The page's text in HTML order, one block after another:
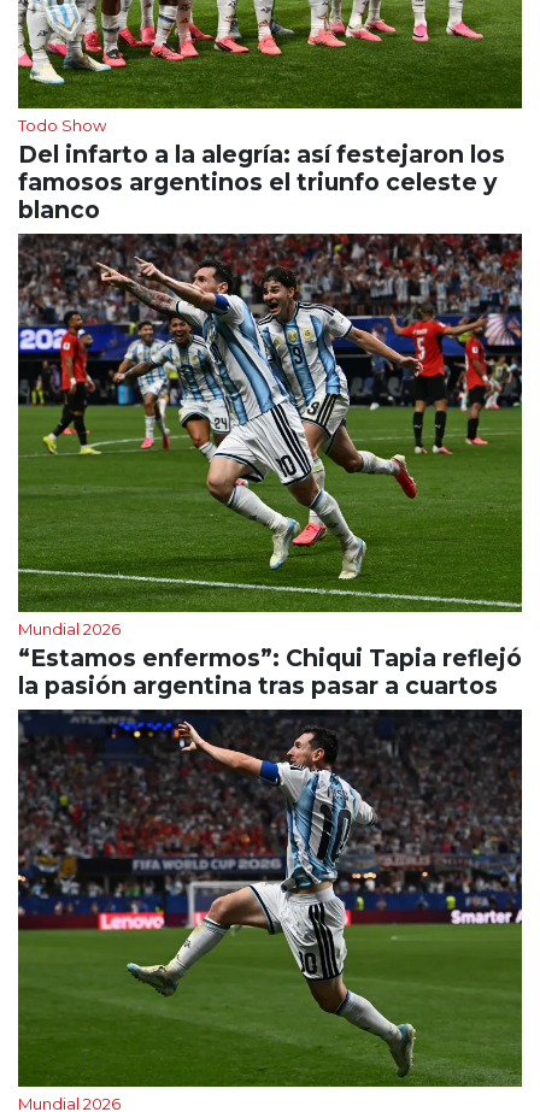
Todo Show
Del infarto a la alegría: así festejaron los
famosos argentinos el triunfo celeste y
blanco
Mundial 2026
“Estamos enfermos”: Chiqui Tapia reflejó
la pasión argentina tras pasar a cuartos
Mundial 2026